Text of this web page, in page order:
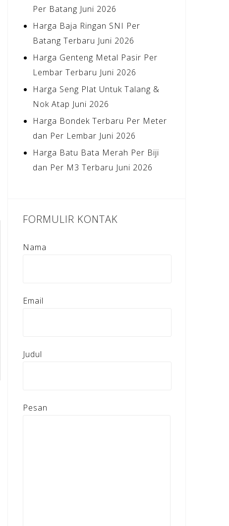
Per Batang Juni 2026
Harga Baja Ringan SNI Per
Batang Terbaru Juni 2026
Harga Genteng Metal Pasir Per
Lembar Terbaru Juni 2026
Harga Seng Plat Untuk Talang &
Nok Atap Juni 2026
Harga Bondek Terbaru Per Meter
dan Per Lembar Juni 2026
Harga Batu Bata Merah Per Biji
dan Per M3 Terbaru Juni 2026
FORMULIR KONTAK
Nama
Email
Judul
Pesan